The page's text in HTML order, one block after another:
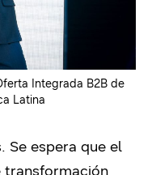
Integrada B2B de
Latina
Se espera que el
transformación